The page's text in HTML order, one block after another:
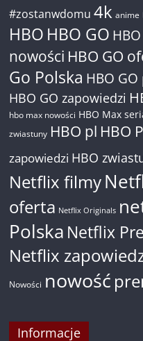
#zostanwdomu 4k anime
HBO HBO GO
nowości HBO GO
Go Polska HBO
HBO GO zapowiedzi
hbo max nowości HBO Max
zwiastuny HBO pl HBO
zapowiedzi HBO
Netflix filmy
oferta Netflix Originals
Polska Netflix
Netflix
Nowości nowość
Informacje